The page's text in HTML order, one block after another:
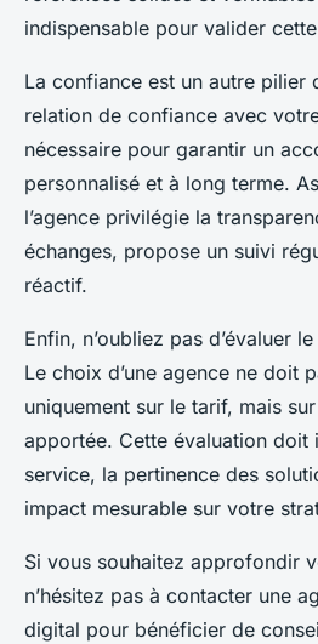
indispensable pour valider
La confiance est un autre pilier
relation de confiance avec
nécessaire pour garantir un
personnalisé et à long terme.
l’agence privilégie la
échanges, propose un suivi
réactif.
Enfin, n’oubliez pas d’évaluer
Le choix d’une agence ne doit
uniquement sur le tarif, mais
apportée. Cette évaluation doit
service, la pertinence des
impact mesurable sur votre
Si vous souhaitez approfondir
n’hésitez pas à contacter une
digital pour bénéficier de